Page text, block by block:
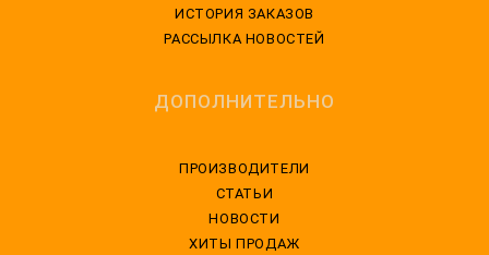
ИСТОРИЯ ЗАКАЗОВ
РАССЫЛКА НОВОСТЕЙ
ДОПОЛНИТЕЛЬНО
ПРОИЗВОДИТЕЛИ
СТАТЬИ
НОВОСТИ
ХИТЫ ПРОДАЖ